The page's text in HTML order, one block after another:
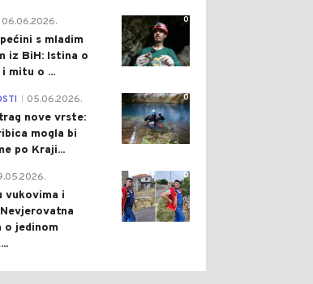
0
06.06.2026.
s mladim
iz BiH: Istina o
mitu o ...
0
05.06.2026.
nove vrste:
mogla bi
po Kraji...
0
vukovima i
o jedinom